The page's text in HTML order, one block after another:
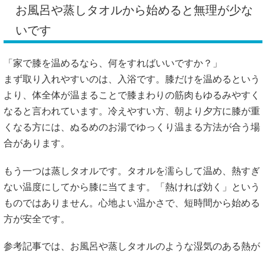
お風呂や蒸しタオルから始めると無理が少な
いです
「家で膝を温めるなら、何をすればいいですか？」
まず取り入れやすいのは、入浴です。膝だけを温めるという
より、体全体が温まることで膝まわりの筋肉もゆるみやすく
なると言われています。冷えやすい方、朝より夕方に膝が重
くなる方には、ぬるめのお湯でゆっくり温まる方法が合う場
合があります。
もう一つは蒸しタオルです。タオルを濡らして温め、熱すぎ
ない温度にしてから膝に当てます。「熱ければ効く」という
ものではありません。心地よい温かさで、短時間から始める
方が安全です。
参考記事では、お風呂や蒸しタオルのような湿気のある熱が